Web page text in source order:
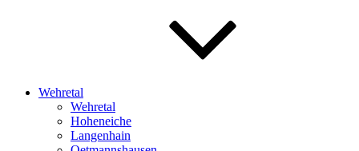
Wehretal
Wehretal
Hoheneiche
Langenhain